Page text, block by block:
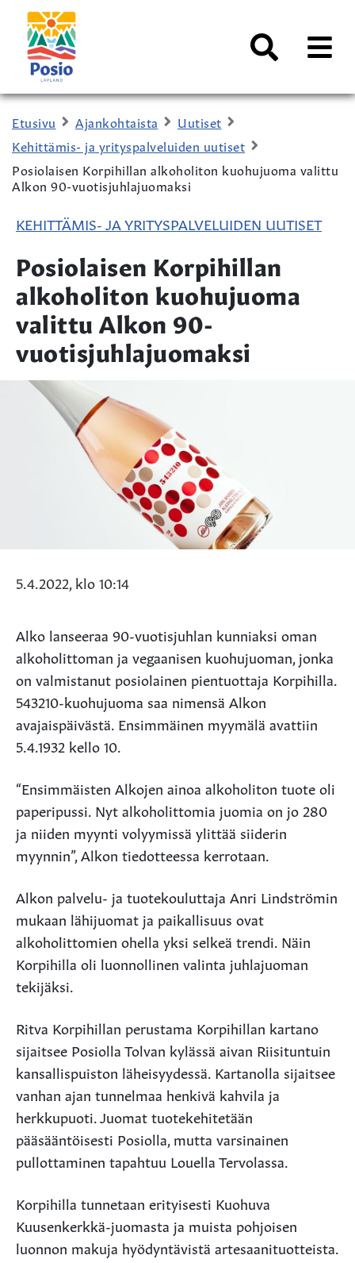
Siirry sisältöön
Kaupungin
logo
AVAA
Etusivu Ajankohtaista
Uutiset
Kehittämis- ja yrityspalveluiden uutiset
Posiolaisen Korpihillan alkoholiton kuohujuoma valittu
Alkon 90-vuotisjuhlajuomaksi
KEHITTÄMIS- JA YRITYSPALVELUIDEN UUTISET
Posiolaisen Korpihillan
alkoholiton kuohujuoma
valittu Alkon 90-
vuotisjuhlajuomaksi
5.4.2022, klo 10:14
Alko lanseeraa 90-vuotisjuhlan kunniaksi oman
alkoholittoman ja vegaanisen kuohujuoman, jonka
on valmistanut posiolainen pientuottaja Korpihilla.
543210-kuohujuoma saa nimensä Alkon
avajaispäivästä. Ensimmäinen myymälä avattiin
5.4.1932 kello 10.
“Ensimmäisten Alkojen ainoa alkoholiton tuote oli
paperipussi. Nyt alkoholittomia juomia on jo 280
ja niiden myynti volyymissä ylittää siiderin
myynnin”, Alkon tiedotteessa kerrotaan.
Alkon palvelu- ja tuotekouluttaja Anri Lindströmin
mukaan lähijuomat ja paikallisuus ovat
alkoholittomien ohella yksi selkeä trendi. Näin
Korpihilla oli luonnollinen valinta juhlajuoman
tekijäksi.
Ritva Korpihillan perustama Korpihillan kartano
sijaitsee Posiolla Tolvan kylässä aivan Riisituntuin
kansallispuiston läheisyydessä. Kartanolla sijaitsee
vanhan ajan tunnelmaa henkivä kahvila ja
herkkupuoti. Juomat tuotekehitetään
pääsääntöisesti Posiolla, mutta varsinainen
pullottaminen tapahtuu Louella Tervolassa.
Korpihilla tunnetaan erityisesti Kuohuva
Kuusenkerkkä-juomasta ja muista pohjoisen
luonnon makuja hyödyntävistä artesaanituotteista.